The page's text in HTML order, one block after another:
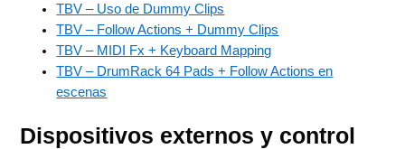
TBV – Uso de Dummy Clips
TBV – Follow Actions + Dummy Clips
TBV – MIDI Fx + Keyboard Mapping
TBV – DrumRack 64 Pads + Follow Actions en
escenas
Dispositivos externos y control